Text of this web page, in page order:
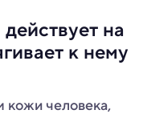
на
к нему
кожи человека,